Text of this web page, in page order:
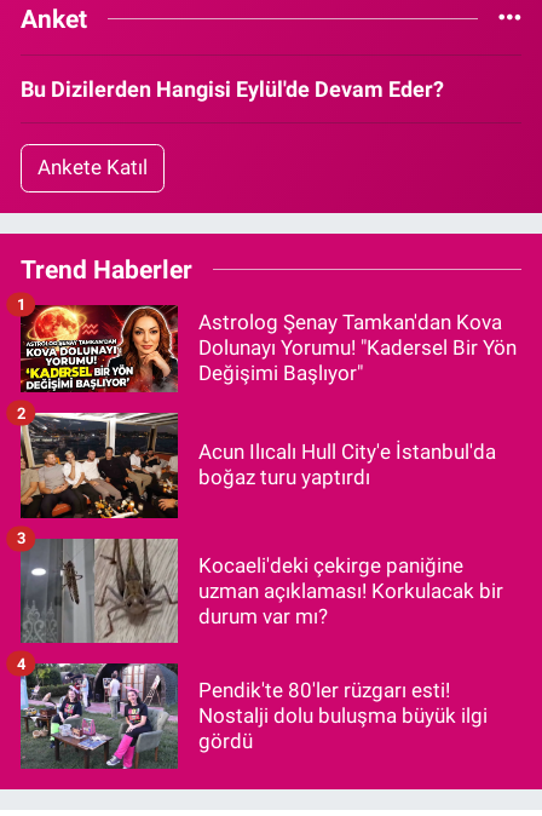
Anket
Bu Dizilerden Hangisi Eylül'de Devam Eder?
Ankete Katıl
Trend Haberler
Astrolog Şenay Tamkan'dan Kova
Dolunayı Yorumu! "Kadersel Bir Yön
Değişimi Başlıyor"
1
Acun Ilıcalı Hull City'e İstanbul'da
boğaz turu yaptırdı
2
Kocaeli'deki çekirge paniğine
uzman açıklaması! Korkulacak bir
durum var mı?
3
Pendik'te 80'ler rüzgarı esti!
Nostalji dolu buluşma büyük ilgi
gördü
4